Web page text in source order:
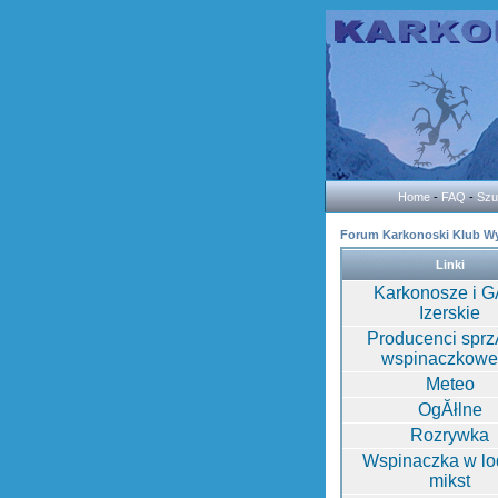
Home-FAQ-
Forum Karkonoski Klub
Linki
Karkonosze i
Izerskie
Producenci
Meteo
OgĂłlne
Rozrywka
Wspinaczka w
mikst